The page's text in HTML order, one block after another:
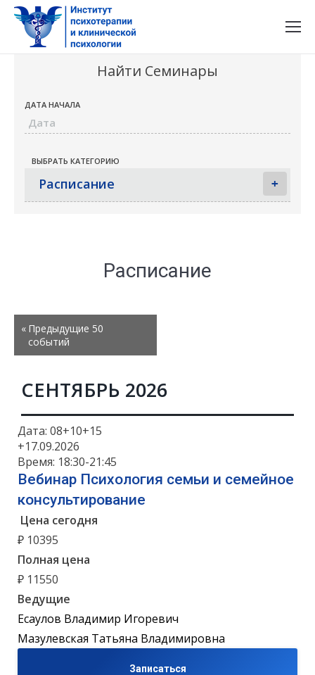
Найти Семинары
ДАТА НАЧАЛА
ВЫБРАТЬ КАТЕГОРИЮ
+
Расписание
Расписание
List
Navigation
« Предыдущие 50
событий
СЕНТЯБРЬ 2026
Дата: 08+10+15
+17.09.2026
Время: 18:30-21:45
Вебинар Психология семьи и семейное
консультирование
Цена сегодня
₽ 10395
Полная цена
₽ 11550
Ведущие
Есаулов Владимир Игоревич
Мазулевская Татьяна Владимировна
Записаться